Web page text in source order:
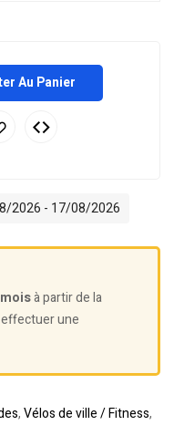
Au Panier
2026 - 17/08/2026
à partir de la
une
,Vélos de ville / Fitness,